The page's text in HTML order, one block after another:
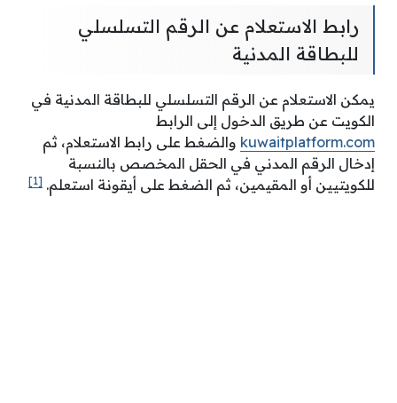
رابط الاستعلام عن الرقم التسلسلي
للبطاقة المدنية
يمكن الاستعلام عن الرقم التسلسلي للبطاقة المدنية في
الكويت عن طريق الدخول إلى الرابط
kuwaitplatform.com والضغط على رابط الاستعلام، ثم
إدخال الرقم المدني في الحقل المخصص بالنسبة
للكويتيين أو المقيمين، ثم الضغط على أيقونة استعلم. [1]